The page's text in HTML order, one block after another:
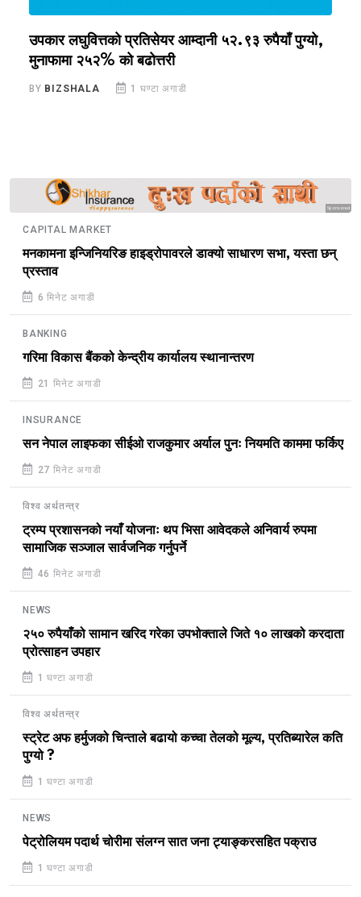
उपकार लघुवित्तको प्रतिसेयर आम्दानी ५२.९३ रुपैयाँ पुग्यो,
मुनाफामा २५२% को बढोत्तरी
BY BIZSHALA 1 घण्टा अगाडी
Sponsored
CAPITAL MARKET
मनकामना इन्जिनियरिङ हाइड्रोपावरले डाक्यो साधारण सभा, यस्ता छन्
प्रस्ताव
6 मिनेट अगाडी
BANKING
गरिमा विकास बैंकको केन्द्रीय कार्यालय स्थानान्तरण
21 मिनेट अगाडी
INSURANCE
सन नेपाल लाइफका सीईओ राजकुमार अर्याल पुनः नियमति काममा फर्किए
27 मिनेट अगाडी
विश्व अर्थतन्त्र
ट्रम्प प्रशासनको नयाँ योजनाः थप भिसा आवेदकले अनिवार्य रुपमा
सामाजिक सञ्जाल सार्वजनिक गर्नुपर्ने
46 मिनेट अगाडी
NEWS
२५० रुपैयाँको सामान खरिद गरेका उपभोक्ताले जिते १० लाखको करदाता
प्रोत्साहन उपहार
1 घण्टा अगाडी
विश्व अर्थतन्त्र
स्ट्रेट अफ हर्मुजको चिन्ताले बढायो कच्चा तेलको मूल्य, प्रतिब्यारेल कति
पुग्यो ?
1 घण्टा अगाडी
NEWS
पेट्रोलियम पदार्थ चोरीमा संलग्न सात जना ट्याङ्करसहित पक्राउ
1 घण्टा अगाडी